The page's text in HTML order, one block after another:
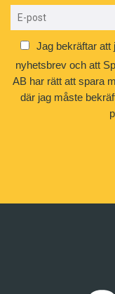
Jag bekräftar att
nyhetsbrev och att
AB har rätt att spara
där jag måste